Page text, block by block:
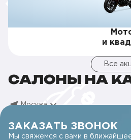
и
Все
САЛОНЫ НА
Москва
ЗАКАЗАТЬ ЗВОНОК
Мы свяжемся с вами в